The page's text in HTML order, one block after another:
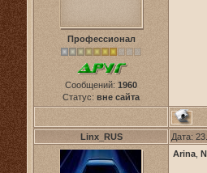
Профессионал
Сообщений: 1960
Статус: вне сайта
Linx_RUS Дата:
Arina